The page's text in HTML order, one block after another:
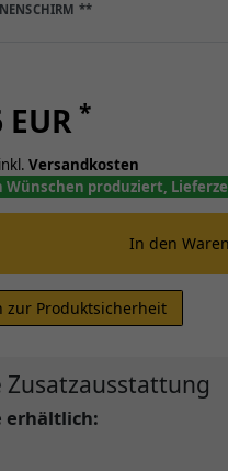
**
*
Versandkosten
produziert,
In den
zur Produktsicherheit
Zusatzausstattung
erhältlich: